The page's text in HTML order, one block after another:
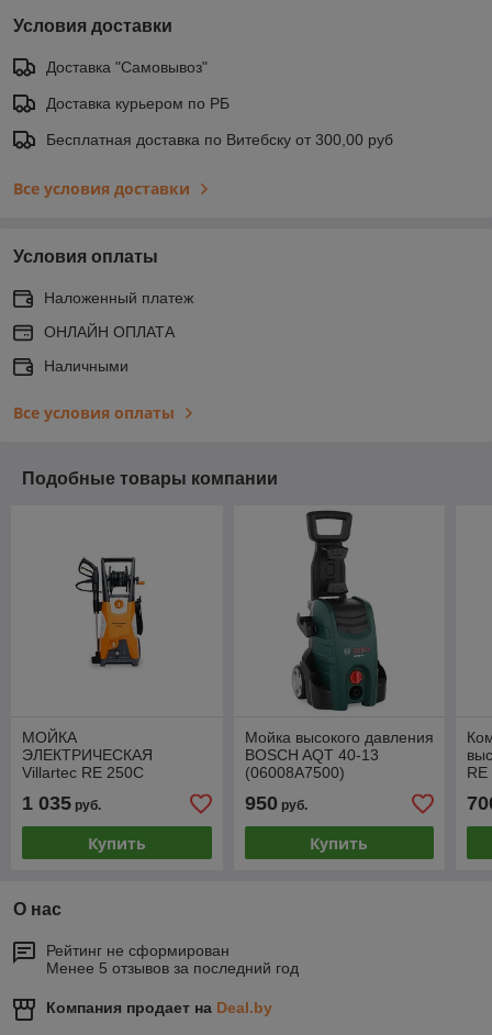
Условия доставки
Доставка "Самовывоз"
Доставка курьером по РБ
Бесплатная доставка по Витебску от 300,00 руб
Все условия доставки
Условия оплаты
Наложенный платеж
ОНЛАЙН ОПЛАТА
Наличными
Все условия оплаты
Подобные товары компании
МОЙКА
ЭЛЕКТРИЧЕСКАЯ
Villartec RE 250C
1 035 руб.
Купить
Мойка высокого давления
BOSCH AQT 40-13
(06008A7500)
950руб.
Купить
RE
О нас
Рейтинг не сформирован
Менее 5 отзывов за последний год
Компания продает на Deal.by